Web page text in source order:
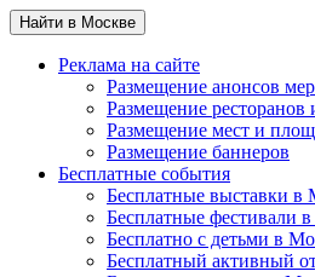
Найти в Москве
Реклама на сайте
Размещение анонсов
Размещение ресторанов
Размещение мест и
Размещение баннеров
Бесплатные события
Бесплатные выставки в
Бесплатные фестивали
Бесплатно с детьми в
Бесплатный активный